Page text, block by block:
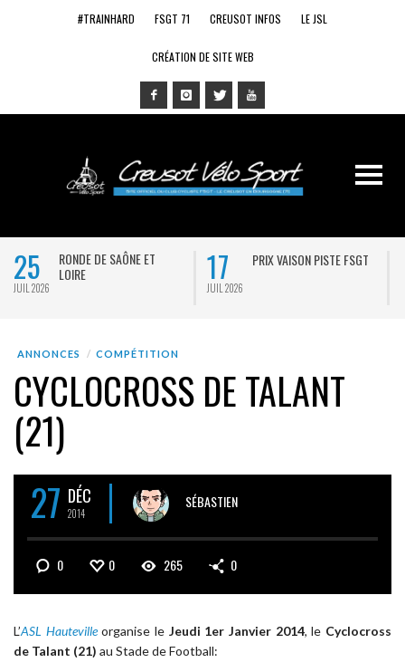
#TRAINHARD FSGT 71 CREUSOT INFOS LE JSL
CRÉATION DE SITE WEB
25
JUIL 2026
RONDE DE SAÔNE ET
LOIRE
17
JUIL 2026
PRIX VAISON PISTE FSGT
ANNONCES COMPÉTITION
CYCLOCROSS DE TALANT
(21)
27 DÉC
2014
SÉBASTIEN
0 0 265 0
L’ASL Hautevilleorganise le Jeudi 1er Janvier 2014, le Cyclocross
de Talant (21) au Stade de Football: